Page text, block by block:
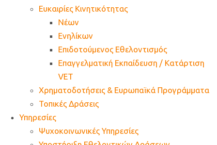
Ευκαιρίες Κινητικότητας
Νέων
Ενηλίκων
Επιδοτούμενος Εθελοντισμός
Επαγγελματική Εκπαίδευση / Κατάρτιση
VET
Χρηματοδοτήσεις & Ευρωπαϊκά Προγράμματα
Τοπικές Δράσεις
Υπηρεσίες
Ψυχοκοινωνικές Υπηρεσίες